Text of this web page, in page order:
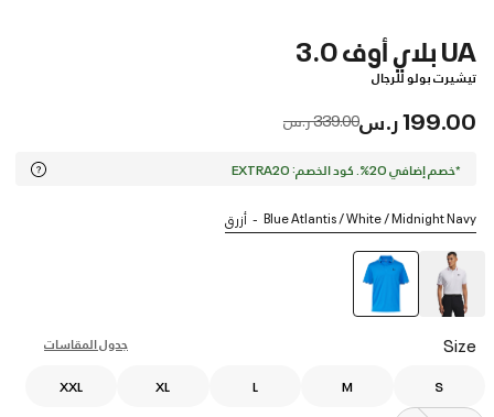
UA بلاي أوف 3.0
تيشيرت بولو للرجال
199.00 ر.س Price reduced from
339.00 ر.س to
*خصم إضافي 20%. كود الخصم: EXTRA20
Blue Atlantis / White / Midnight Navy أزرق
Size جدول المقاسات
S
M
L
XL
XXL